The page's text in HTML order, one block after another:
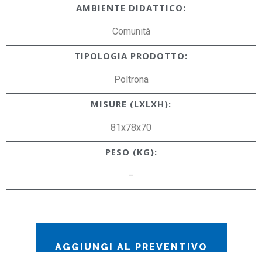
AMBIENTE DIDATTICO:
Comunità
TIPOLOGIA PRODOTTO:
Poltrona
MISURE (LXLXH):
81x78x70
PESO (KG):
–
AGGIUNGI AL PREVENTIVO